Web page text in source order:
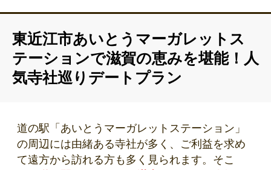
東近江市あいとうマーガレットス
テーションで滋賀の恵みを堪能！人
気寺社巡りデートプラン
道の駅「あいとうマーガレットステーション」
の周辺には由緒ある寺社が多く、ご利益を求め
て遠方から訪れる方も多く見られます。そこ